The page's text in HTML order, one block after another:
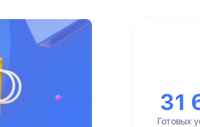
31
Готовых